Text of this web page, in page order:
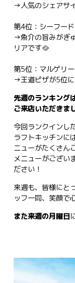
→人気のシェアサ
第4位：シーフー
→魚介の旨みがぎ
リアです🥘
第5位：マルゲリ
→王道ピザが5位に
先週のランキング
ご来店いただきま
今回ランクインし
ラフトキッチンに
ニューがたくさん
メニューがござい
ださい！
来週も、皆様にと
ッフ一同、笑顔で
また来週の月曜日